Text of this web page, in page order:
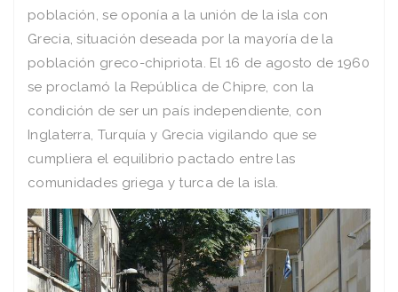
población, se oponía a la unión de la isla con
Grecia, situación deseada por la mayoría de la
población greco-chipriota. El 16 de agosto de 1960
se proclamó la República de Chipre, con la
condición de ser un país independiente, con
Inglaterra, Turquía y Grecia vigilando que se
cumpliera el equilibrio pactado entre las
comunidades griega y turca de la isla.